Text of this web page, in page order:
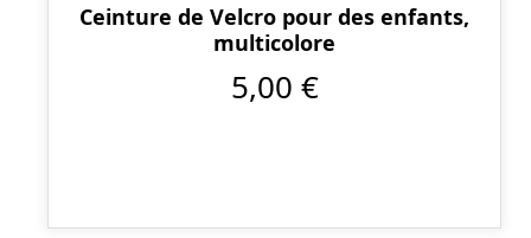
Ceinture de Velcro pour des enfants,
multicolore
5,00 €